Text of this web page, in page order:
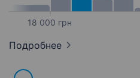
18 000 грн
Подробнее